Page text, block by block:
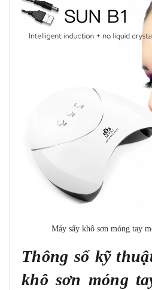
Máy sấy khô sơn móng tay
Thông số kỹ
khô sơn móng